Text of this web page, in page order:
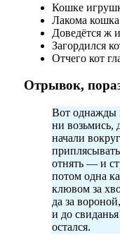
Кошке
Лакома кошка
Доведётся ж
Загордился
Отчего кот
Отрывок,
Вот однажды
ни возьмись,
начали
отнять — и
потом одна
клювом за
да за
и до
остался.